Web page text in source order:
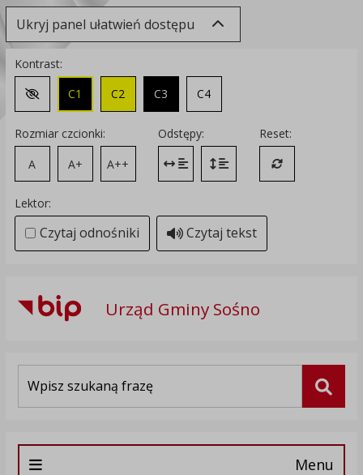
Ukryj panel ułatwień dostępu
Kontrast:
Zmień kontrast na domyślny
C1 C2 C3 C4
Rozmiar czcionki:
A
A+ A++
Odstępy:
Zmień odstęp między literami
Zmień interlinię i margines
Reset:
Przywróć
Lektor:
Czytaj odnośniki Czytaj tekst
Urząd Gminy Sośno
Menu